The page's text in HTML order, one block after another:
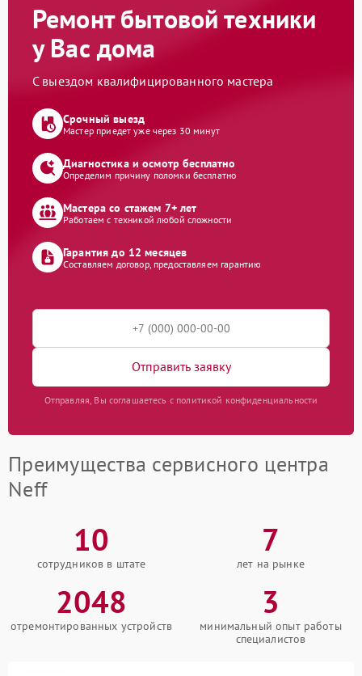
Ремонт бытовой техники
у Вас дома
С выездом квалифицированного мастера
Срочный выезд
Мастер приедет уже через 30 минут
Диагностика и осмотр бесплатно
Определим причину поломки бесплатно
Мастера со стажем 7+ лет
Работаем с техникой любой сложности
Гарантия до 12 месяцев
Составляем договор, предоставляем гарантию
Отправить заявку
Отправляя, Вы соглашаетесь с политикой конфиденциальности
Преимущества сервисного центра
Neff
10
сотрудников в штате
7
лет на рынке
2048
отремонтированных устройств
3
минимальный опыт работы
специалистов